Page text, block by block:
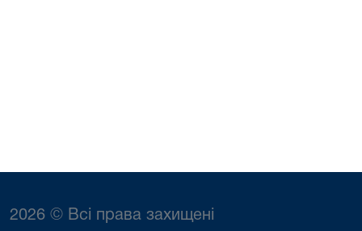
2026 © Всі права захищені